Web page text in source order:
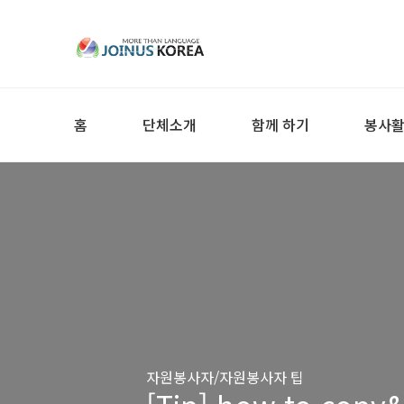
홈 단체소개 함께 하기 봉사
자원봉사자/자원봉사자 팁